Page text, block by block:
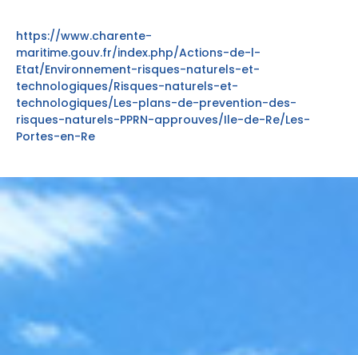
https://www.charente-
maritime.gouv.fr/index.php/Actions-de-l-
Etat/Environnement-risques-naturels-et-
technologiques/Risques-naturels-et-
technologiques/Les-plans-de-prevention-des-
risques-naturels-PPRN-approuves/Ile-de-Re/Les-
Portes-en-Re